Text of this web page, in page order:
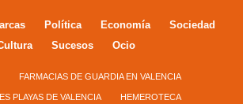
Política Economía
Sociedad
Sucesos Ocio
FARMACIAS DE GUARDIA EN VALENCIA
PLAYAS DE VALENCIA HEMEROTECA